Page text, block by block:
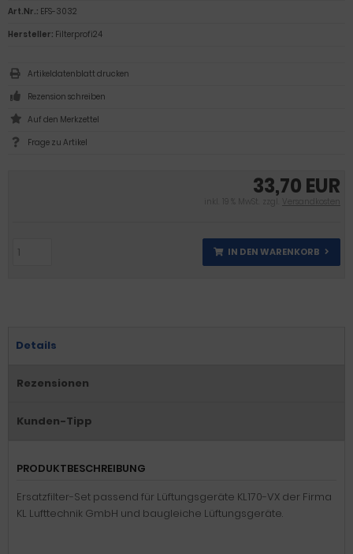
33,70 EUR
inkl. 19 % MwSt. zzgl. Versandkosten
IN DEN WARENKORB
Art.Nr.: EFS-3032
Hersteller: Filterprofi24
Artikeldatenblatt drucken
Rezension schreiben
Frage zu Artikel
Details
Rezensionen
Kunden-Tipp
PRODUKTBESCHREIBUNG
Ersatzfilter-Set passend für Lüftungsgeräte KL170-VX der Firma
KL Lufttechnik GmbH und baugleiche Lüftungsgeräte.